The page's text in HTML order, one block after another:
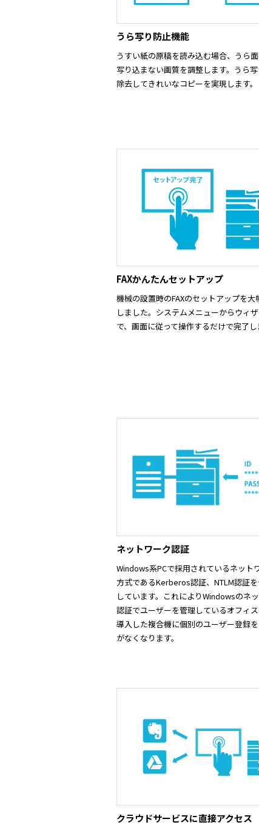
うら写り防止機能
うすい紙の原稿を読み込む場合、うら
写り込まない画質を調整します。うら
除去してきれいなコピーを実現します。
FAXかんたんセットアップ
機械の設置時のFAXのセットアップを大
しました。システムメニューからウィ
で、画面に従って操作するだけで完了し
ネットワーク認証
Windows系PCで採用されているネット
方式であるKerberos認証、NTLM認証
しています。これによりWindowsのネ
認証でユーザーを管理しているオフィス
導入した複合機に個別のユーザー登録
がなくなります。
クラウドサービスに直接アクセス